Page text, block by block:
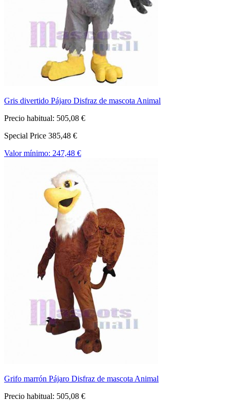
Gris divertido Pájaro Disfraz de mascota Animal
Precio habitual: 505,08 €
Special Price 385,48 €
Valor mínimo: 247,48 €
Grifo marrón Pájaro Disfraz de mascota Animal
Precio habitual: 505,08 €